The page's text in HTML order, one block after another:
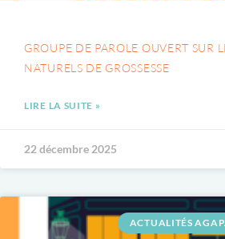
GROUPE DE PAROLE OUVERT SUR
NATURELS DE GROSSESSE
LIRE LA SUITE »
22 décembre 2025
ACTUALITÉS